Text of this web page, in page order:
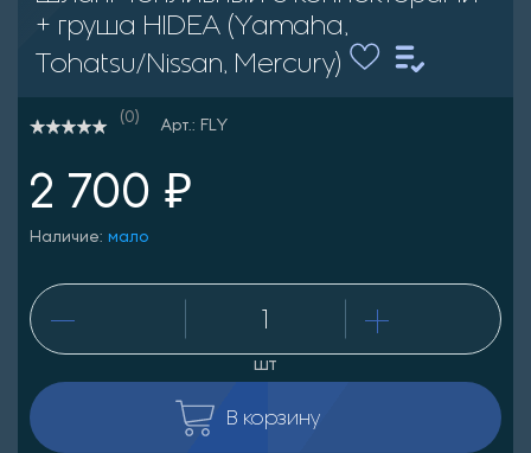
+ груша HIDEA (Yamaha,
Tohatsu/Nissan, Mercury)
(0)
Арт.: FLY
2 700 ₽
Наличие: мало
шт
В корзину